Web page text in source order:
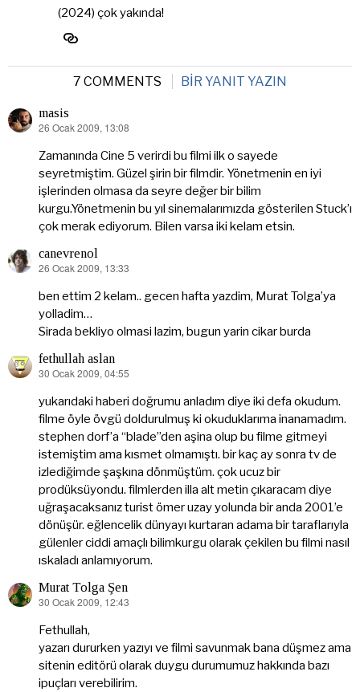
(2024) çok yakında!
7 COMMENTS BIR YANIT YAZIN
masis
dedi
26 Ocak 2009, 13:08
Zamanında Cine 5 verirdi bu filmi ilk o sayede
seyretmiştim. Güzel şirin bir filmdir. Yönetmenin en iyi
işlerinden olmasa da seyre değer bir bilim
kurgu.Yönetmenin bu yıl sinemalarımızda gösterilen Stuck’ı
çok merak ediyorum. Bilen varsa iki kelam etsin.
canevrenol
dedi
26 Ocak 2009, 13:33
ben ettim 2 kelam.. gecen hafta yazdim, Murat Tolga’ya
yolladim…
Sirada bekliyo olmasi lazim, bugun yarin cikar burda
fethullah aslan
dedi
30 Ocak 2009, 04:55
yukarıdaki haberi doğrumu anladım diye iki defa okudum.
filme öyle övgü doldurulmuş ki okuduklarıma inanamadım.
stephen dorf’a “blade”den aşina olup bu filme gitmeyi
istemiştim ama kısmet olmamıştı. bir kaç ay sonra tv de
izlediğimde şaşkına dönmüştüm. çok ucuz bir
prodüksüyondu. filmlerden illa alt metin çıkaracam diye
uğraşacaksanız turist ömer uzay yolunda bir anda 2001’e
dönüşür. eğlencelik dünyayı kurtaran adama bir taraflarıyla
gülenler ciddi amaçlı bilimkurgu olarak çekilen bu filmi nasıl
ıskaladı anlamıyorum.
Murat Tolga Şen
dedi
30 Ocak 2009, 12:43
Fethullah,
yazarı dururken yazıyı ve filmi savunmak bana düşmez ama
sitenin editörü olarak duygu durumumuz hakkında bazı
ipuçları verebilirim.